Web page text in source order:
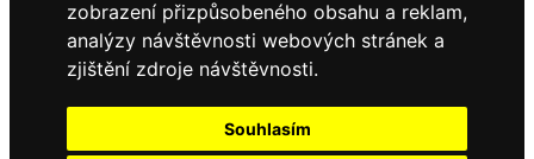
zobrazení přizpůsobeného obsahu a reklam,
analýzy návštěvnosti webových stránek a
zjištění zdroje návštěvnosti.
Souhlasím